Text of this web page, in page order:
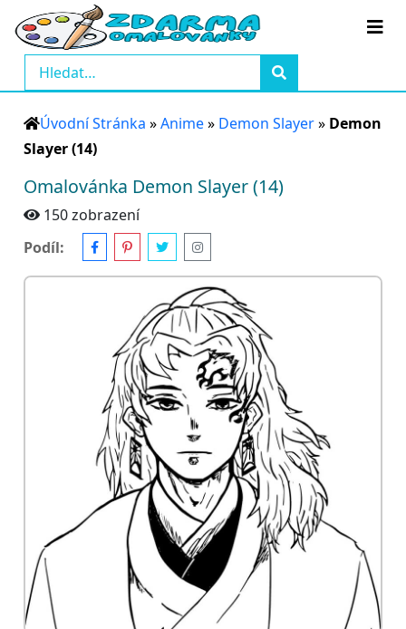
Úvodní Stránka »Anime» Demon Slayer» Demon
Slayer (14)
Omalovánka Demon Slayer (14)
150 zobrazení
Podíl: